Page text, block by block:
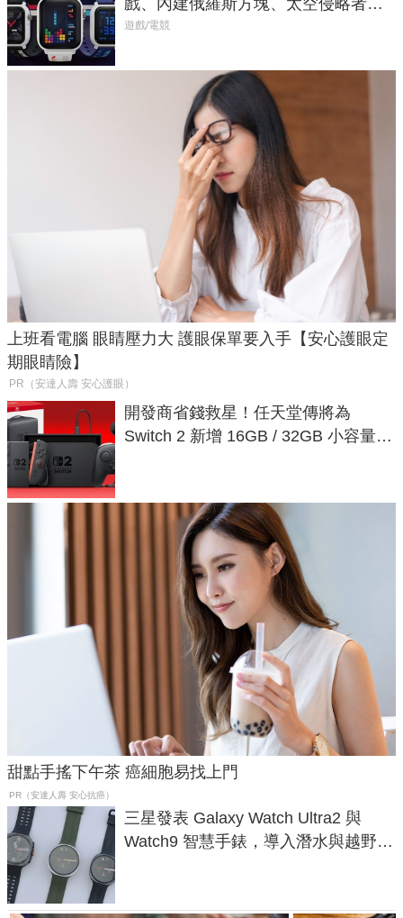
不過竟然不能連手機？
遊戲/電競
上班看電腦 眼睛壓力大 護眼保單要入手【安心護眼定
期眼睛險】
PR（安達人壽 安心護眼）
開發商省錢救星！任天堂傳將為
Switch 2 新增 16GB / 32GB 小容量遊
甜點手搖下午茶 癌細胞易找上門
PR（安達人壽 安心抗癌）
三星發表 Galaxy Watch Ultra2 與
Watch9 智慧手錶，導入潛水與越野跑